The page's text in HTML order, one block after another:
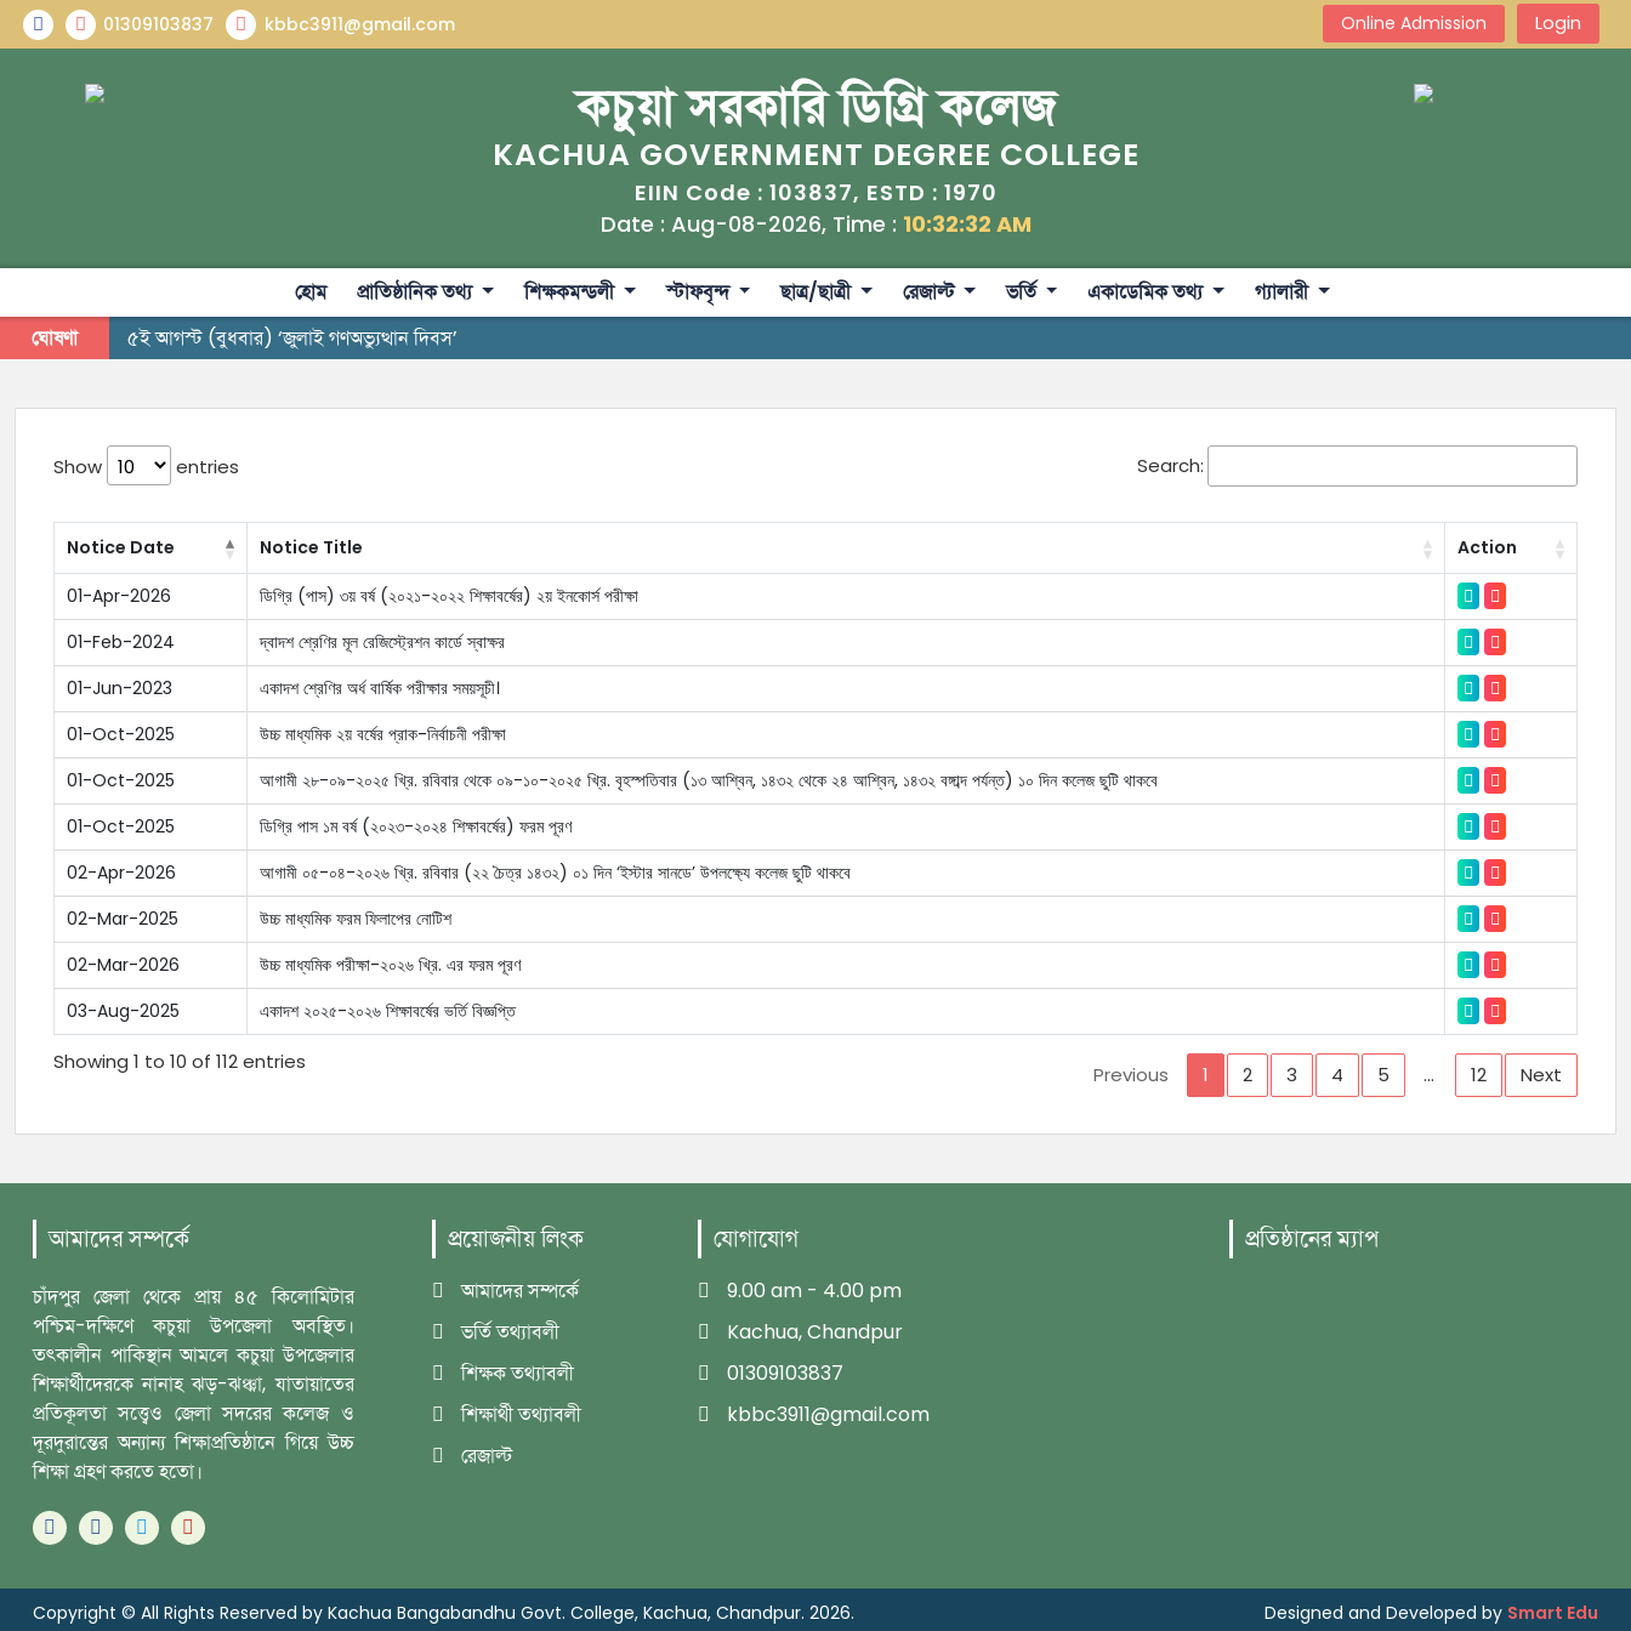
01309103837 kbbc3911@gmail.com Online Admission Login
কচুয়া সরকারি ডিগ্রি কলেজ
KACHUA GOVERNMENT DEGREE COLLEGE
EIIN Code : 103837, ESTD : 1970
Date : Aug-08-2026, Time : 10:32:32 AM
হোম প্রাতিষ্ঠানিক তথ্য শিক্ষকমন্ডলী স্টাফবৃন্দ ছাত্র/ছাত্রী রেজাল্ট ভর্তি একাডেমিক তথ্য
গ্যালারী
ঘোষণা
৫ই আগস্ট (বুধবার) ‘জুলাই গণঅভ্যুত্থান দিবস’
Show entries Search:
Notice Date Notice Title
Action
01-Apr-2026
ডিগ্রি (পাস) ৩য় বর্ষ (২০২১-২০২২ শিক্ষাবর্ষের) ২য় ইনকোর্স পরীক্ষা
01-Feb-2024
দ্বাদশ শ্রেণির মূল রেজিস্ট্রেশন কার্ডে স্বাক্ষর
01-Jun-2023
একাদশ শ্রেণির অর্ধ বার্ষিক পরীক্ষার সময়সূচী।
01-Oct-2025
উচ্চ মাধ্যমিক ২য় বর্ষের প্রাক-নির্বাচনী পরীক্ষা
01-Oct-2025
আগামী ২৮-০৯-২০২৫ খ্রি. রবিবার থেকে ০৯-১০-২০২৫ খ্রি. বৃহস্পতিবার (১৩ আশ্বিন, ১৪৩২ থেকে ২৪ আশ্বিন, ১৪৩২ বঙ্গাব্দ পর্যন্ত) ১০ দিন কলেজ ছুটি থাকবে
01-Oct-2025
ডিগ্রি পাস ১ম বর্ষ (২০২৩-২০২৪ শিক্ষাবর্ষের) ফরম পূরণ
02-Apr-2026
আগামী ০৫-০৪-২০২৬ খ্রি. রবিবার (২২ চৈত্র ১৪৩২) ০১ দিন ‘ইস্টার সানডে’ উপলক্ষ্যে কলেজ ছুটি থাকবে
02-Mar-2025
উচ্চ মাধ্যমিক ফরম ফিলাপের নোটিশ
02-Mar-2026
উচ্চ মাধ্যমিক পরীক্ষা-২০২৬ খ্রি. এর ফরম পূরণ
03-Aug-2025
একাদশ ২০২৫-২০২৬ শিক্ষাবর্ষের ভর্তি বিজ্ঞপ্তি
Showing 1 to 10 of 112 entries
Previous 1 2 3 4 5 … 12 Next
আমাদের সম্পর্কে
চাঁদপুর জেলা থেকে প্রায় ৪৫ কিলোমিটার
পশ্চিম-দক্ষিণে কচুয়া উপজেলা অবস্থিত।
তৎকালীন পাকিস্থান আমলে কচুয়া উপজেলার
শিক্ষার্থীদেরকে নানাহ ঝড়-ঝঞ্ঝা, যাতায়াতের
প্রতিকূলতা সত্ত্বেও জেলা সদরের কলেজ ও
দূরদুরান্তের অন্যান্য শিক্ষাপ্রতিষ্ঠানে গিয়ে উচ্চ
শিক্ষা গ্রহণ করতে হতো।
প্রয়োজনীয় লিংক
আমাদের সম্পর্কে
ভর্তি তথ্যাবলী
শিক্ষক তথ্যাবলী
শিক্ষার্থী তথ্যাবলী
রেজাল্ট
যোগাযোগ
9.00 am - 4.00 pm
Kachua, Chandpur
01309103837
kbbc3911@gmail.com
প্রতিষ্ঠানের ম্যাপ
Copyright © All Rights Reserved by Kachua Bangabandhu Govt. College, Kachua, Chandpur. 2026. Designed and Developed by Smart Edu